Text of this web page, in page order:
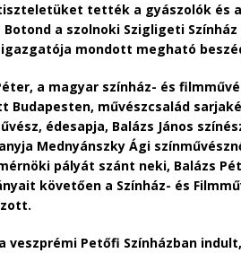
tették a gyászolók és
Botond a szolnoki Szigligeti
igazgatója mondott megható
a magyar színház- és
Budapesten, művészcsalád
édesapja, Balázs János
Mednyánszky Ági
pályát szánt neki, Balázs
követően a Színház- és
veszprémi Petőfi Színházban